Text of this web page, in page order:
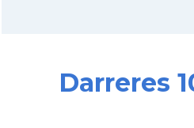
Darreres